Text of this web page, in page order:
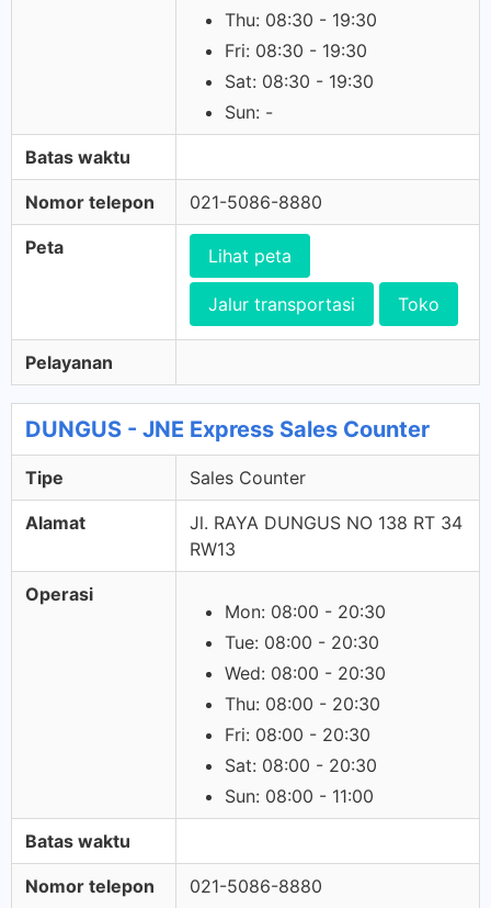
Thu: 08:30 - 19:30
Fri: 08:30 - 19:30
Sat: 08:30 - 19:30
Sun: -
Batas waktu
Nomor telepon 021-5086-8880
Peta Lihat peta
Jalur transportasi Toko
Pelayanan
DUNGUS - JNE Express Sales Counter
Tipe Sales Counter
Alamat
Jl. RAYA DUNGUS NO 138 RT 34
RW13
Operasi
Mon: 08:00 - 20:30
Tue: 08:00 - 20:30
Wed: 08:00 - 20:30
Thu: 08:00 - 20:30
Fri: 08:00 - 20:30
Sat: 08:00 - 20:30
Sun: 08:00 - 11:00
Batas waktu
Nomor telepon 021-5086-8880